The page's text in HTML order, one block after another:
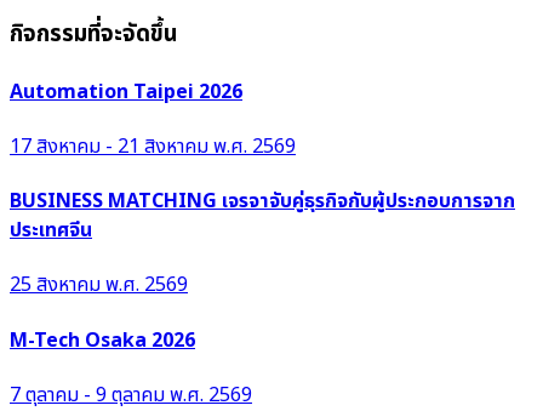
กิจกรรมที่จะจัดขึ้น
Automation Taipei 2026
17 สิงหาคม - 21 สิงหาคม พ.ศ. 2569
BUSINESS MATCHING เจรจาจับคู่ธุรกิจกับผู้ประกอบการจาก
ประเทศจีน
25 สิงหาคม พ.ศ. 2569
M-Tech Osaka 2026
7 ตุลาคม - 9 ตุลาคม พ.ศ. 2569